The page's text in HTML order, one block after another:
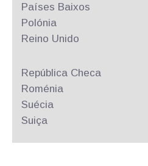
Países Baixos
Polónia
Reino Unido
República Checa
Roménia
Suécia
Suiça